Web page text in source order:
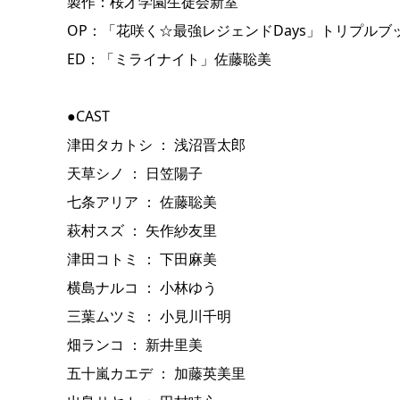
OP：「花咲く☆最強レジェンドDays」トリプルブ
ED：「ミライナイト」佐藤聡美
●CAST
津田タカトシ ： 浅沼晋太郎
天草シノ ： 日笠陽子
七条アリア ： 佐藤聡美
萩村スズ ： 矢作紗友里
津田コトミ ： 下田麻美
横島ナルコ ： 小林ゆう
三葉ムツミ ： 小見川千明
畑ランコ ： 新井里美
五十嵐カエデ ： 加藤英美里